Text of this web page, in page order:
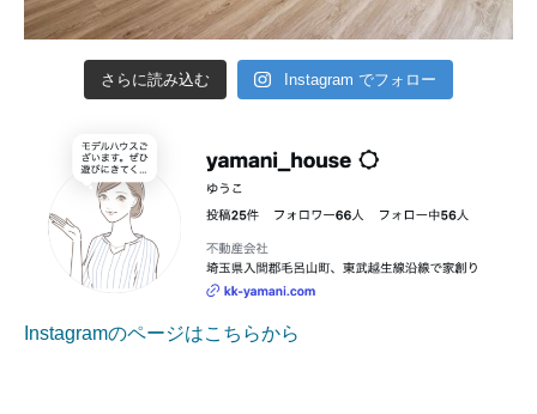
さらに読み込む Instagram でフォロー
Instagramのページはこちらから